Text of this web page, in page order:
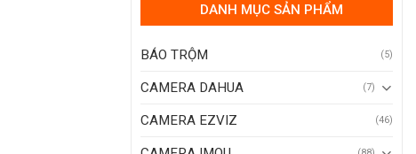
DANH MỤC SẢN PHẨM
BÁO TRỘM (5)
CAMERA DAHUA (7)
CAMERA EZVIZ (46)